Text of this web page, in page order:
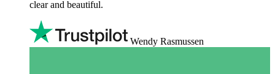
clear and beautiful.
Wendy Rasmussen